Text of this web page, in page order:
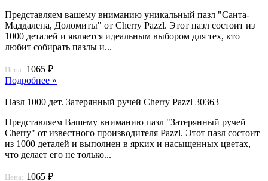
Представляем вашему вниманию уникальный пазл "Санта-
Маддалена, Доломиты" от Cherry Pazzl. Этот пазл состоит из
1000 деталей и является идеальным выбором для тех, кто
любит собирать пазлы и...
Цена: 1065 ₽
Подробнее »
Пазл 1000 дет. Затерянный ручей Cherry Pazzl 30363
Представляем Вашему вниманию пазл "Затерянный ручей
Cherry" от известного производителя Pazzl. Этот пазл состоит
из 1000 деталей и выполнен в ярких и насыщенных цветах,
что делает его не только...
Цена: 1065 ₽